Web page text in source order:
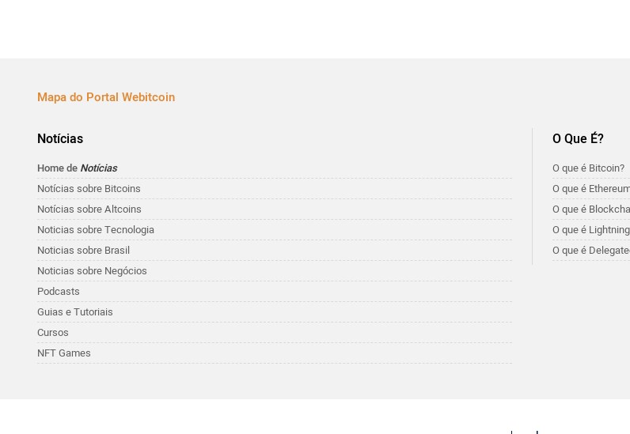
Mapa do Portal Webitcoin
Notícias
Home de Notícias
Notícias sobre Bitcoins
Notícias sobre Altcoins
Noticias sobre Tecnologia
Noticias sobre Brasil
Noticias sobre Negócios
Podcasts
Guias e Tutoriais
Cursos
NFT Games
O Que É?
O que é Bitcoin?
O que é
O que é
O que é
O que é